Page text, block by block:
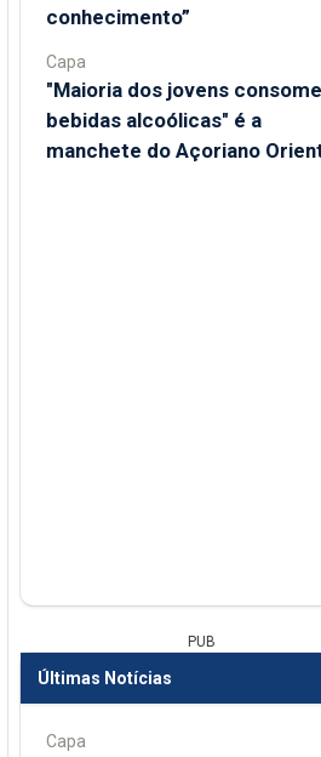
conhecimento”
Capa
"Maioria dos jovens consome
bebidas alcoólicas" é a
manchete do Açoriano
PUB
Últimas Notícias
Capa